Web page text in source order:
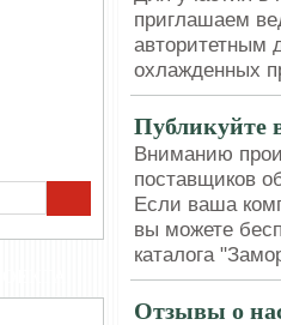
приглашаем
авторитетным
охлажденных
Публикуйте
Вниманию
поставщиков
Если ваша
вы можете
каталога
Отзывы о